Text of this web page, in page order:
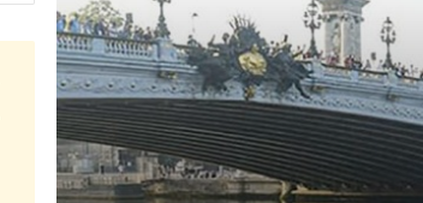
افتتاح معرض “شغف الجزائر”.. في معهد
العالم العربى
سفارة مصر في باريس تحتفل بذكرى ثورة 23
يوليو ..